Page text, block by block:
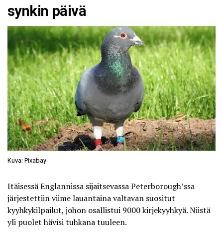
synkin päivä
Kuva: Pixabay
Itäisessä Englannissa sijaitsevassa Peterborough’ssa
järjestettiin viime lauantaina valtavan suositut
kyyhkykilpailut, johon osallistui 9000 kirjekyyhkyä. Niistä
yli puolet hävisi tuhkana tuuleen.